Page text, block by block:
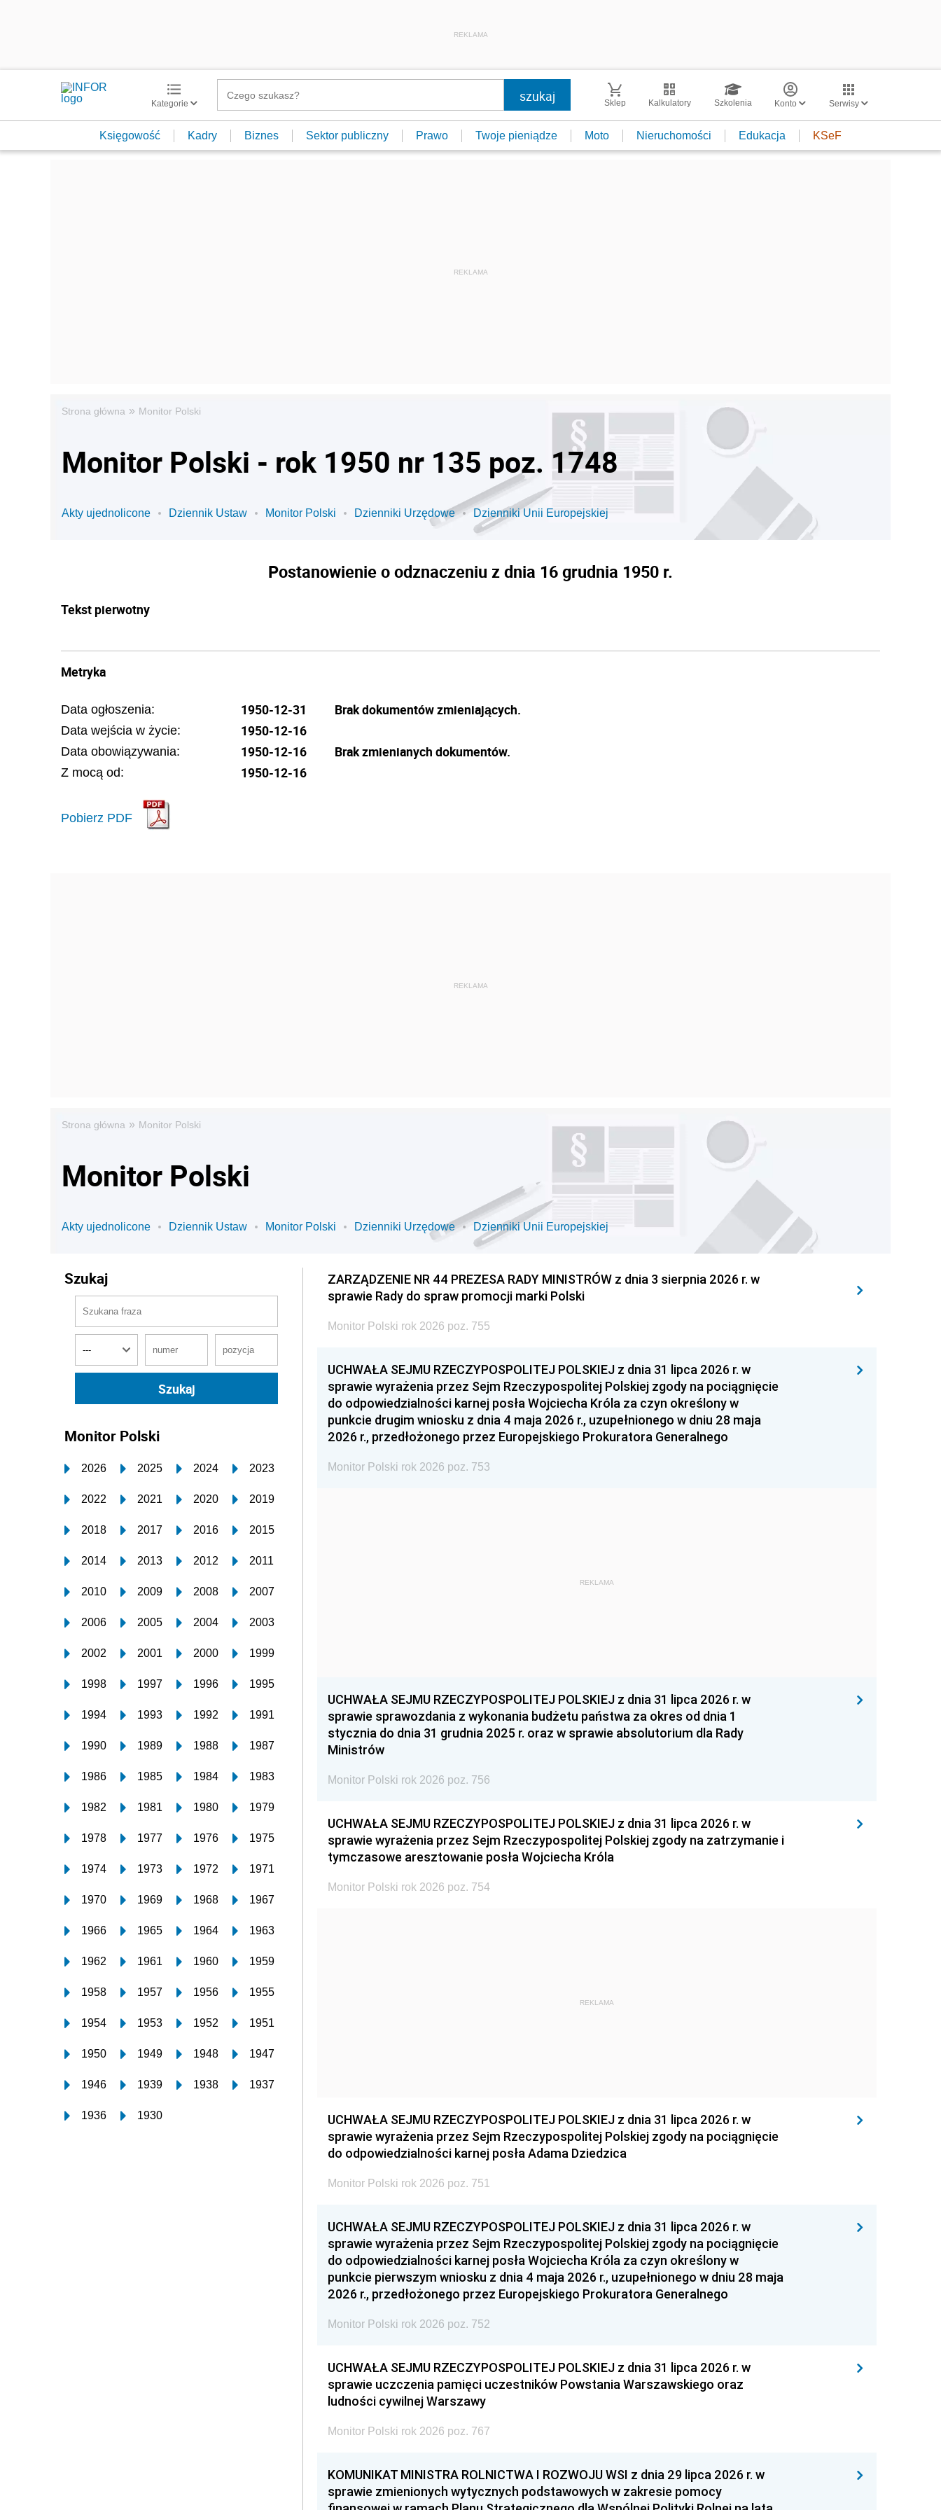
REKLAMA
Kategorie Sklep Kalkulatory Szkolenia Konto Serwisy
Księgowość Kadry Biznes Sektor publiczny Prawo Twoje pieniądze Moto Nieruchomości Edukacja KSeF
Strona główna » Monitor Polski
Monitor Polski - rok 1950 nr 135 poz. 1748
Akty ujednolicone Dziennik Ustaw Monitor Polski Dzienniki Urzędowe Dzienniki Unii Europejskiej
Postanowienie o odznaczeniu z dnia 16 grudnia 1950 r.
Tekst pierwotny
Metryka
Data ogłoszenia: 1950-12-31
Data wejścia w życie: 1950-12-16
Data obowiązywania: 1950-12-16
Z mocą od: 1950-12-16
Pobierz PDF
Brak dokumentów zmieniających.
Brak zmienianych dokumentów.
Strona główna » Monitor Polski
Monitor Polski
Akty ujednolicone Dziennik Ustaw Monitor Polski Dzienniki Urzędowe Dzienniki Unii Europejskiej
Szukaj
Monitor Polski
2026 2025 2024 2023
2022 2021 2020 2019
2018 2017 2016 2015
2014 2013 2012 2011
2010 2009 2008 2007
2006 2005 2004 2003
2002 2001 2000 1999
1998 1997 1996 1995
1994 1993 1992 1991
1990 1989 1988 1987
1986 1985 1984 1983
1982 1981 1980 1979
1978 1977 1976 1975
1974 1973 1972 1971
1970 1969 1968 1967
1966 1965 1964 1963
1962 1961 1960 1959
1958 1957 1956 1955
1954 1953 1952 1951
1950 1949 1948 1947
1946 1939 1938 1937
1936 1930
ZARZĄDZENIE NR 44 PREZESA RADY MINISTRÓW z dnia 3 sierpnia 2026 r. w
sprawie Rady do spraw promocji marki Polski
Monitor Polski rok 2026 poz. 755
UCHWAŁA SEJMU RZECZYPOSPOLITEJ POLSKIEJ z dnia 31 lipca 2026 r. w
sprawie wyrażenia przez Sejm Rzeczypospolitej Polskiej zgody na pociągnięcie
do odpowiedzialności karnej posła Wojciecha Króla za czyn określony w
punkcie drugim wniosku z dnia 4 maja 2026 r., uzupełnionego w dniu 28 maja
2026 r., przedłożonego przez Europejskiego Prokuratora Generalnego
Monitor Polski rok 2026 poz. 753
REKLAMA
UCHWAŁA SEJMU RZECZYPOSPOLITEJ POLSKIEJ z dnia 31 lipca 2026 r. w
sprawie sprawozdania z wykonania budżetu państwa za okres od dnia 1
stycznia do dnia 31 grudnia 2025 r. oraz w sprawie absolutorium dla Rady
Ministrów
Monitor Polski rok 2026 poz. 756
UCHWAŁA SEJMU RZECZYPOSPOLITEJ POLSKIEJ z dnia 31 lipca 2026 r. w
sprawie wyrażenia przez Sejm Rzeczypospolitej Polskiej zgody na zatrzymanie i
tymczasowe aresztowanie posła Wojciecha Króla
Monitor Polski rok 2026 poz. 754
REKLAMA
UCHWAŁA SEJMU RZECZYPOSPOLITEJ POLSKIEJ z dnia 31 lipca 2026 r. w
sprawie wyrażenia przez Sejm Rzeczypospolitej Polskiej zgody na pociągnięcie
do odpowiedzialności karnej posła Adama Dziedzica
Monitor Polski rok 2026 poz. 751
UCHWAŁA SEJMU RZECZYPOSPOLITEJ POLSKIEJ z dnia 31 lipca 2026 r. w
sprawie wyrażenia przez Sejm Rzeczypospolitej Polskiej zgody na pociągnięcie
do odpowiedzialności karnej posła Wojciecha Króla za czyn określony w
punkcie pierwszym wniosku z dnia 4 maja 2026 r., uzupełnionego w dniu 28 maja
2026 r., przedłożonego przez Europejskiego Prokuratora Generalnego
Monitor Polski rok 2026 poz. 752
UCHWAŁA SEJMU RZECZYPOSPOLITEJ POLSKIEJ z dnia 31 lipca 2026 r. w
sprawie uczczenia pamięci uczestników Powstania Warszawskiego oraz
ludności cywilnej Warszawy
Monitor Polski rok 2026 poz. 767
KOMUNIKAT MINISTRA ROLNICTWA I ROZWOJU WSI z dnia 29 lipca 2026 r. w
sprawie zmienionych wytycznych podstawowych w zakresie pomocy